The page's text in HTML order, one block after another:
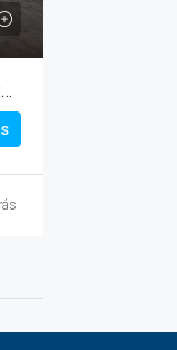
VENDA – 03 Terrenos juntos no Residencial Portal das Águas com área total de 1.051 m²!!!